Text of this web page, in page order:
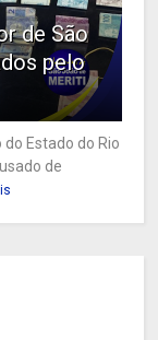
de São
pelo
do Estado do Rio
de